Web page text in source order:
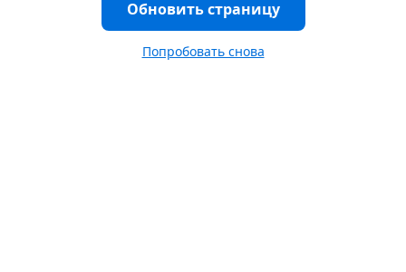
Обновить страницу
Попробовать снова